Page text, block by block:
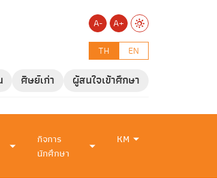
A-
A+
TH
EN
ศิษย์เก่า ผู้สนใจเข้าศึกษา
กิจการ
นักศึกษา
KM